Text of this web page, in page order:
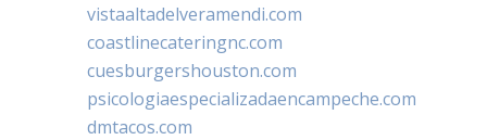
vistaaltadelveramendi.com
coastlinecateringnc.com
cuesburgershouston.com
psicologiaespecializadaencampeche.com
dmtacos.com